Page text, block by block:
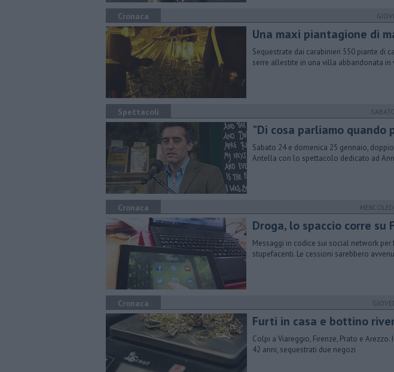
Cronaca
Una maxi piantagione di
Sequestrate dai carabinieri 550 piante di
serre allestite in una villa abbandonata in
Spettacoli
"Di cosa parliamo quando
Sabato 24 e domenica 25 gennaio,
Antella con lo spettacolo dedicato ad
Cronaca
Droga, lo spaccio corre su
Messaggi in codice sui social network
stupefacenti. Le cessioni sarebbero
Cronaca
Furti in casa e bottino
Colpi a Viareggio, Firenze, Prato e
42 anni, sequestrati due negozi